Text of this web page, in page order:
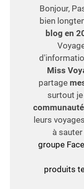
Bonjour,
bien
blog en
Miss
partage
surtout
leurs
à
groupe
produits